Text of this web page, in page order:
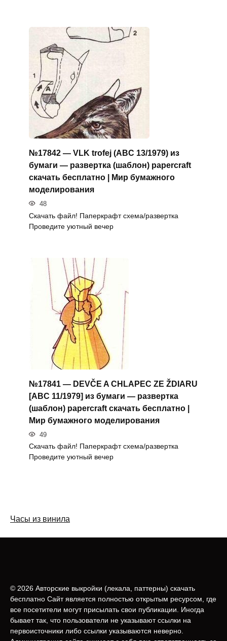
№17842 — VLK trofej (ABC 13/1979) из
бумаги — развертка (шаблон) papercraft
скачать бесплатно | Мир бумажного
моделирования
48
Скачать файл! Паперкрафт схема/развертка
Проведите уютный вечер
№17841 — DEVČE A CHLAPEC ZE ŽDIARU
[ABC 11/1979] из бумаги — развертка
(шаблон) papercraft скачать бесплатно |
Мир бумажного моделирования
49
Скачать файл! Паперкрафт схема/развертка
Проведите уютный вечер
Часы из винила
© 2026 Авторские выкройки (лeкала, паттерны) скачать
бесплатно Сайт является полностью открытым ресурсом, где
все посетители могут присылать свои публикации. Иногда
бывает так, что пользователи не указывают ссылки на
первоисточники либо ссылки указываются неверно.